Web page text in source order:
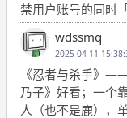
禁用户账号的同时
wdssmq
2025-04-11
《忍者与杀手》
乃子》好看；一个
人（也不是鹿），